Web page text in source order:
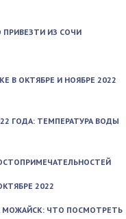
ИЗ СОЧИ
В ОКТЯБРЕ И НОЯБРЕ 2022
ГОДА: ТЕМПЕРАТУРА ВОДЫ
2022
ЧТО ПОСМОТРЕТЬ